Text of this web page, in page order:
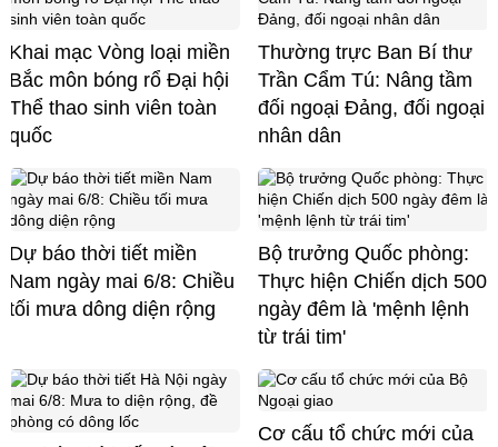
Khai mạc Vòng loại miền
Bắc môn bóng rổ Đại hội
Thể thao sinh viên toàn
quốc
Thường trực Ban Bí thư
Trần Cẩm Tú: Nâng tầm
đối ngoại Đảng, đối ngoại
nhân dân
Dự báo thời tiết miền
Nam ngày mai 6/8: Chiều
tối mưa dông diện rộng
Bộ trưởng Quốc phòng:
Thực hiện Chiến dịch 500
ngày đêm là 'mệnh lệnh
từ trái tim'
Cơ cấu tổ chức mới của